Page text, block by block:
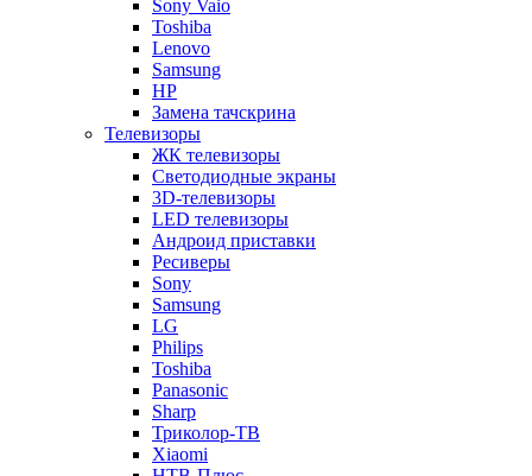
Sony Vaio
Toshiba
Lenovo
Samsung
HP
Замена тачскрина
Телевизоры
ЖК телевизоры
Светодиодные экраны
3D-телевизоры
LED телевизоры
Андроид приставки
Ресиверы
Sony
Samsung
LG
Philips
Toshiba
Panasonic
Sharp
Триколор-ТВ
Xiaomi